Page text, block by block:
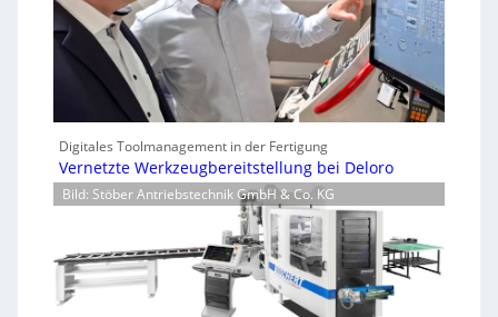
Digitales Toolmanagement in der Fertigung
Vernetzte Werkzeugbereitstellung bei Deloro
Bild: Stöber Antriebstechnik GmbH & Co. KG